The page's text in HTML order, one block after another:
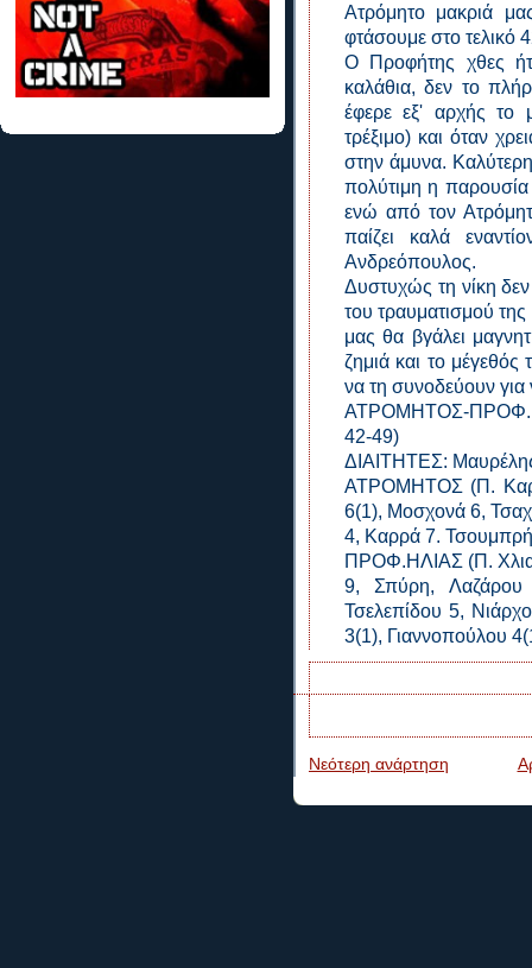
Ατρόμητο μακριά
φτάσουμε στο τελικό
Ο Προφήτης χθες
καλάθια, δεν το
έφερε εξ' αρχής το
τρέξιμο) και όταν
στην άμυνα.
πολύτιμη η παρουσία
ενώ από τον
παίζει καλά
Ανδρεόπουλος.
Δυστυχώς τη νίκη
του τραυματισμού
μας θα βγάλει
ζημιά και το μέγεθός
να τη συνοδεύουν για
ΑΤΡΟΜΗΤΟΣ-
42-49)
ΔΙΑΙΤΗΤΕΣ:
ΑΤΡΟΜΗΤΟΣ (Π.
6(1), Μοσχονά 6,
4, Καρρά 7.
ΠΡΟΦ.ΗΛΙΑΣ (Π.
9, Σπύρη, Λαζάρου
Τσελεπίδου 5,
3(1), Γιαννοπούλου
Νεότερη ανάρτηση